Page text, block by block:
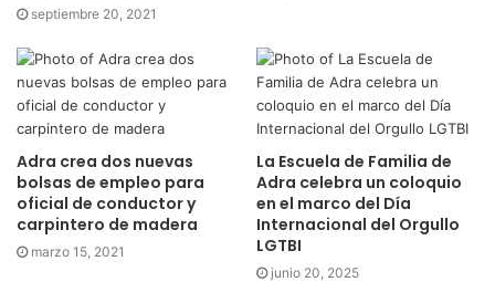
septiembre 20, 2021
Adra crea dos nuevas
bolsas de empleo para
oficial de conductor y
carpintero de madera
marzo 15, 2021
La Escuela de Familia de
Adra celebra un coloquio
en el marco del Día
Internacional del Orgullo
LGTBI
junio 20, 2025